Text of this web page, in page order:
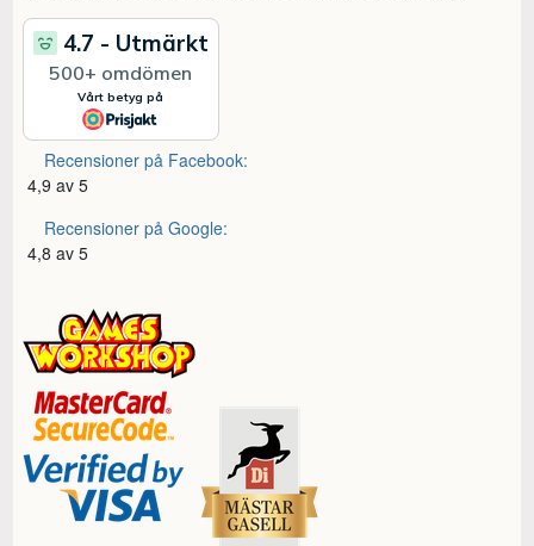
Recensioner på Facebook:
4,9 av 5
Recensioner på Google:
4,8 av 5